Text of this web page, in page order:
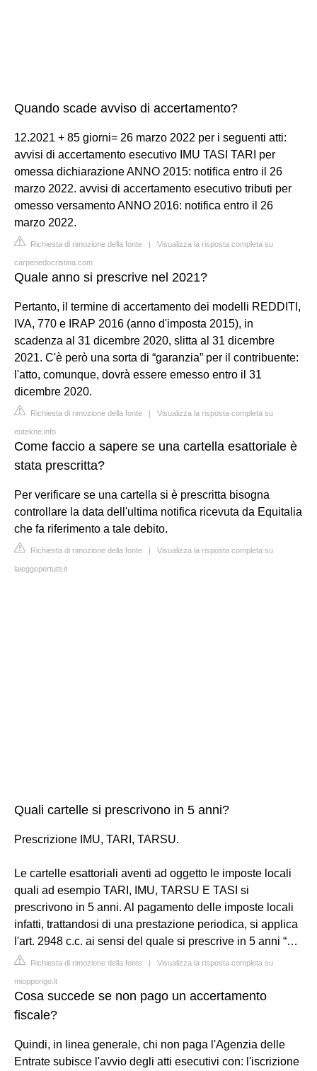
Quando scade avviso di accertamento?
12.2021 + 85 giorni= 26 marzo 2022 per i seguenti atti:
avvisi di accertamento esecutivo IMU TASI TARI per
omessa dichiarazione ANNO 2015: notifica entro il 26
marzo 2022. avvisi di accertamento esecutivo tributi per
omesso versamento ANNO 2016: notifica entro il 26
marzo 2022.
Richiesta di rimozione della fonte | Visualizza la risposta completa su
carpenedocristina.com
Quale anno si prescrive nel 2021?
Pertanto, il termine di accertamento dei modelli REDDITI,
IVA, 770 e IRAP 2016 (anno d'imposta 2015), in
scadenza al 31 dicembre 2020, slitta al 31 dicembre
2021. C'è però una sorta di “garanzia” per il contribuente:
l'atto, comunque, dovrà essere emesso entro il 31
dicembre 2020.
Richiesta di rimozione della fonte | Visualizza la risposta completa su
eutekne.info
Come faccio a sapere se una cartella esattoriale è
stata prescritta?
Per verificare se una cartella si è prescritta bisogna
controllare la data dell'ultima notifica ricevuta da Equitalia
che fa riferimento a tale debito.
Richiesta di rimozione della fonte | Visualizza la risposta completa su
laleggepertutti.it
Quali cartelle si prescrivono in 5 anni?
Prescrizione IMU, TARI, TARSU.
Le cartelle esattoriali aventi ad oggetto le imposte locali
quali ad esempio TARI, IMU, TARSU E TASI si
prescrivono in 5 anni. Al pagamento delle imposte locali
infatti, trattandosi di una prestazione periodica, si applica
l'art. 2948 c.c. ai sensi del quale si prescrive in 5 anni “…
Richiesta di rimozione della fonte | Visualizza la risposta completa su
mioppongo.it
Cosa succede se non pago un accertamento
fiscale?
Quindi, in linea generale, chi non paga l'Agenzia delle
Entrate subisce l'avvio degli atti esecutivi con: l'iscrizione